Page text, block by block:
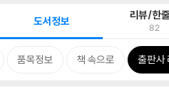
도서정보 리뷰/한
82
품목정보 책 속으로 출판사